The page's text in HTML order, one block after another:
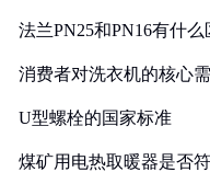
法兰PN25和PN16有什么
消费者对洗衣机的核心
U型螺栓的国家标准
煤矿用电热取暖器是否